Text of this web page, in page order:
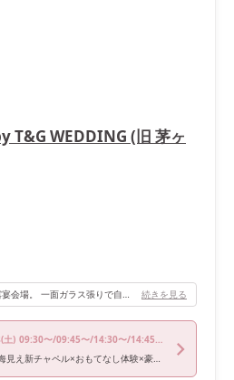
T&G WEDDING (旧 茅ヶ
白を基調としたシンプルな披露宴会場。 一面ガラス張りで自然光が指す会場はとても明るく写真映えバッチリです。 プール付きのガーデンを抜けると サザンビーチが広がり烏帽子岩が顔を見せる絶景。 高砂を壁側やガーデン側など好きな配置に選べるので 好みの装飾が叶います！ また、一件貸し切りのゲストハウスタイプなので welcomeスペースやお化粧室、ガーデンさえも 自分好みにアレンジすることができるのも魅力です！ 私たちの結婚式当日は天気に恵まれたので ガーデンでデザートブッフェや 写真撮影もできました！ゲストからも大好評でした！ 続きを見る
(土) 09:30〜/09:45〜/14:30〜/14:45〜/18:00〜
＼当館人気No1／海見え新チャペル×おもてなし体験×豪華試食